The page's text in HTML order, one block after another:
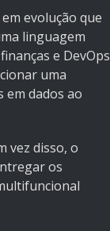
evolução que
linguagem
e
uma
em dados ao
vez disso, o
os